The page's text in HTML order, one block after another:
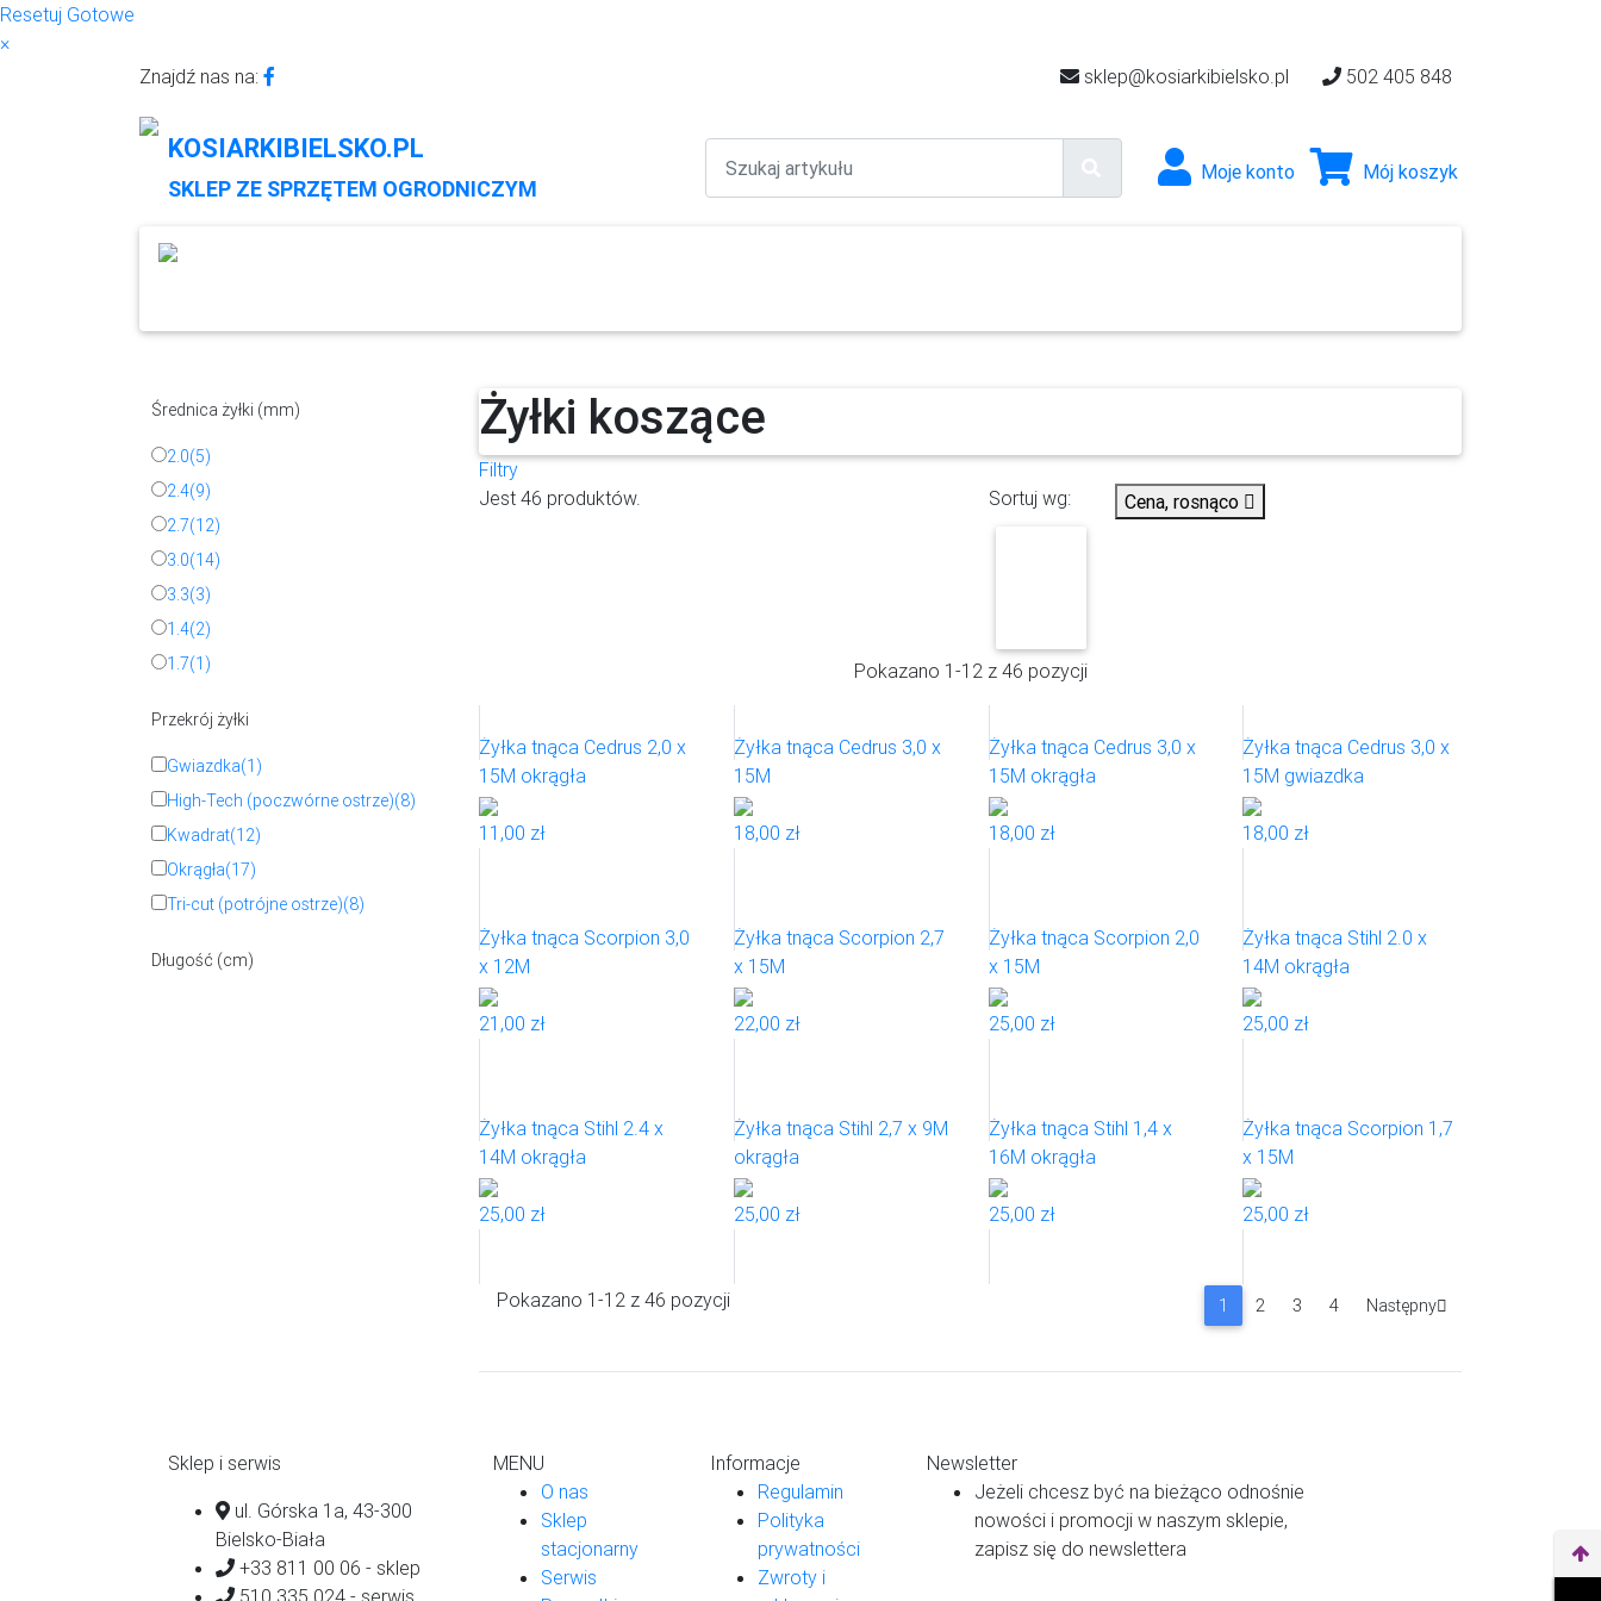
Resetuj Gotowe
×
Znajdź nas na:
sklep@kosiarkibielsko.pl 502 405 848
KOSIARKIBIELSKO.PL
SKLEP ZE SPRZĘTEM OGRODNICZYM
Moje konto Mój koszyk
Średnica żyłki (mm)
2.0(5)
2.4(9)
2.7(12)
3.0(14)
3.3(3)
1.4(2)
1.7(1)
Przekrój żyłki
Gwiazdka(1)
High-Tech (poczwórne ostrze)(8)
Kwadrat(12)
Okrągła(17)
Tri-cut (potrójne ostrze)(8)
Długość (cm)
Żyłki koszące
Filtry
Jest 46 produktów.
Sortuj wg: Cena, rosnąco 
Pokazano 1-12 z 46 pozycji
Żyłka tnąca Cedrus 2,0 x
15M okrągła
11,00 zł
Żyłka tnąca Cedrus 3,0 x
15M
18,00 zł
Żyłka tnąca Cedrus 3,0 x
15M okrągła
18,00 zł
Żyłka tnąca Cedrus 3,0 x
15M gwiazdka
18,00 zł
Żyłka tnąca Scorpion 3,0
x 12M
21,00 zł
Żyłka tnąca Scorpion 2,7
x 15M
22,00 zł
Żyłka tnąca Scorpion 2,0
x 15M
25,00 zł
Żyłka tnąca Stihl 2.0 x
14M okrągła
25,00 zł
Żyłka tnąca Stihl 2.4 x
14M okrągła
25,00 zł
Żyłka tnąca Stihl 2,7 x 9M
okrągła
25,00 zł
Żyłka tnąca Stihl 1,4 x
16M okrągła
25,00 zł
Żyłka tnąca Scorpion 1,7
x 15M
25,00 zł
Pokazano 1-12 z 46 pozycji 1 2 3 4 Następny
Sklep i serwis
ul. Górska 1a, 43-300
Bielsko-Biała
+33 811 00 06 - sklep
510 335 024 - serwis
MENU
O nas
Sklep
stacjonarny
Serwis
Informacje
Regulamin
Polityka
prywatności
Zwroty i
Newsletter
Jeżeli chcesz być na bieżąco odnośnie
nowości i promocji w naszym sklepie,
zapisz się do newslettera